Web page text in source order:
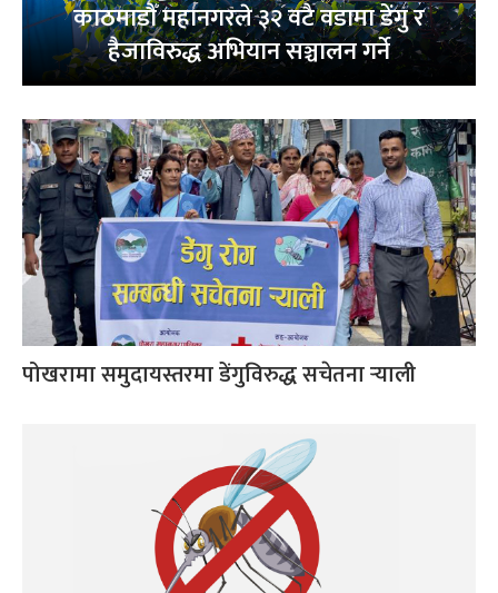
काठमाडौँ महानगरले ३२ वटै वडामा डेंगु र
हैजाविरुद्ध अभियान सञ्चालन गर्ने
पोखरामा समुदायस्तरमा डेंगुविरुद्ध सचेतना र्‍याली